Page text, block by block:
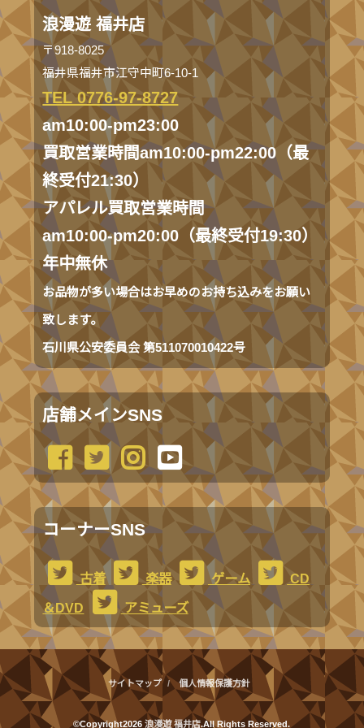
浪漫遊 福井店
〒918-8025
福井県福井市江守中町6-10-1
TEL 0776-97-8727
am10:00-pm23:00
買取営業時間am10:00-pm22:00（最
終受付21:30）
アパレル買取営業時間
am10:00-pm20:00（最終受付19:30）
年中無休
お品物が多い場合はお早めのお持ち込みをお願い
致します。
石川県公安委員会 第511070010422号
店舗メインSNS
コーナーSNS
古着 楽器 ゲーム
CD
＆DVD
アミューズ
サイトマップ 個人情報保護方針
©Copyright2026浪漫遊 福井店.All Rights Reserved.